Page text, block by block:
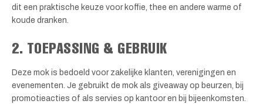
dit een praktische keuze voor koffie, thee en andere warme of
koude dranken.
2. TOEPASSING & GEBRUIK
Deze mok is bedoeld voor zakelijke klanten, verenigingen en
evenementen. Je gebruikt de mok als giveaway op beurzen, bij
promotieacties of als servies op kantoor en bij bijeenkomsten.